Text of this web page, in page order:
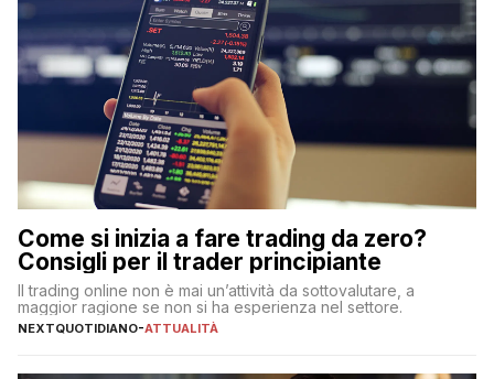
Come si inizia a fare trading da zero?
Consigli per il trader principiante
Il trading online non è mai un’attività da sottovalutare, a
maggior ragione se non si ha esperienza nel settore.
NEXTQUOTIDIANO-ATTUALITÀ